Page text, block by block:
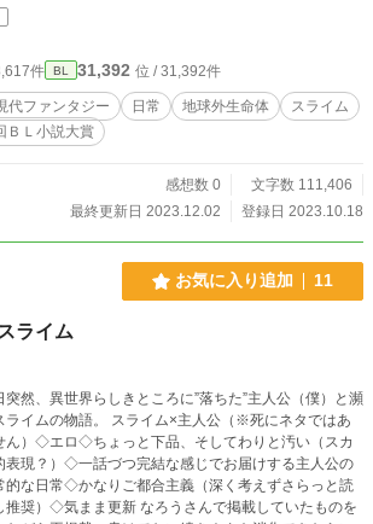
人のほとんどが地球外生命体だと、前管理人である両
聞かされる。 最初は信じられなかったが、彼らは確
。 子供の為にも穏やかな生活を望む星
、いつの間にか妙な事に巻き込まれたり、巻き込まれ
たりしてしまう。 地球外生命体（人型に擬態して
流され体質のゲイのアラサーアパート管理人。 ・主
に執着する男性が何人か出てきますが、本当に仲良く
主人公の本当の子供ではありません。 ＊＊＊＊＊
地名が出て来る事がありますが、全てフィクション
映できるかは分かりませんが、参考にさせて下さい)
描写のある話には＊を付けています。基本スライム
えずに楽しんで下さいね！
件 BL 31,392 位 / 31,392件
代ファンタジー 日常 地球外生命体
スライム
ＢＬ小説大賞
感想数 0
文字数 111,406
最終更新日 2023.12.02
登録日 2023.10.18
お気に入り追加 11
ライム
突然、異世界らしきところに”落ちた”主人公（僕）と瀕
ライムの物語。 スライム×主人公（※死にネタではあ
ん）◇エロ◇ちょっと下品、そしてわりと汚い（スカ
表現？）◇一話づつ完結な感じでお届けする主人公の
的な日常◇かなりご都合主義（深く考えずさらっと読
推奨）◇気まま更新 なろうさんで掲載していたものを